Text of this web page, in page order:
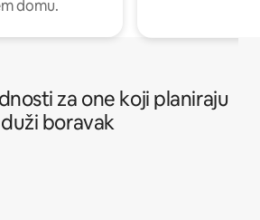
domu.
za one koji planiraju
duži boravak